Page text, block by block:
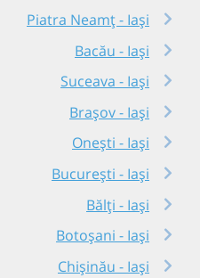
Piatra Neamț - Iași
Bacău - Iași
Suceava - Iași
Brașov - Iași
Onești - Iași
București - Iași
Bălți - Iași
Botoșani - Iași
Chișinău - Iași